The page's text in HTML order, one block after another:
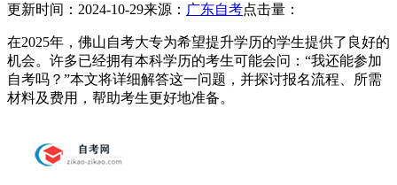
更新时间：2024-10-29来源： 广东自考点击量：
在2025年，佛山自考大专为希望提升学历的学生提供了良好的
机会。许多已经拥有本科学历的考生可能会问：“我还能参加
自考吗？”本文将详细解答这一问题，并探讨报名流程、所需
材料及费用，帮助考生更好地准备。